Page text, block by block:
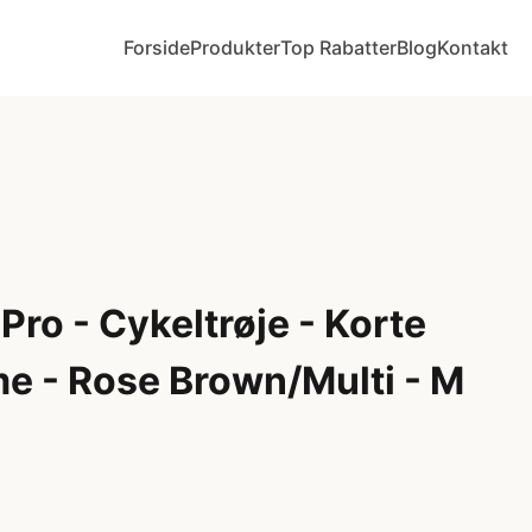
ForsideProdukterTop RabatterBlogKontakt
- Cykeltrøje - Korte
- Rose Brown/Multi - M